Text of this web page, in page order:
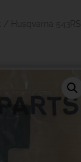
/ Husqvarna 543RS,